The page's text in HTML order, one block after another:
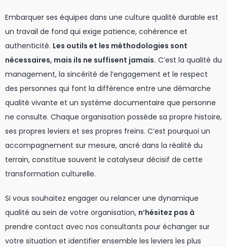
Embarquer ses équipes dans une culture qualité durable est
un travail de fond qui exige patience, cohérence et
authenticité. Les outils et les méthodologies sont
nécessaires, mais ils ne suffisent jamais. C’est la qualité du
management, la sincérité de l’engagement et le respect
des personnes qui font la différence entre une démarche
qualité vivante et un système documentaire que personne
ne consulte. Chaque organisation possède sa propre histoire,
ses propres leviers et ses propres freins. C’est pourquoi un
accompagnement sur mesure, ancré dans la réalité du
terrain, constitue souvent le catalyseur décisif de cette
transformation culturelle.
Si vous souhaitez engager ou relancer une dynamique
qualité au sein de votre organisation, n’hésitez pas à
prendre contact avec nos consultants pour échanger sur
votre situation et identifier ensemble les leviers les plus